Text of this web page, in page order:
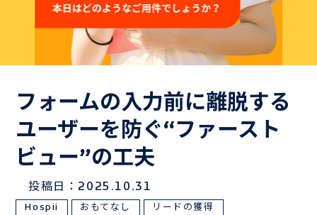
お問い合わせ
お気軽にお問い合わせください！
Hospiiを体験しながら
お問い合わせ
サンプルは
フォームの入力前に離脱する
ユーザーを防ぐ“ファースト
ビュー”の工夫
投稿日：2025.10.31
Hospii おもてなし リードの獲得